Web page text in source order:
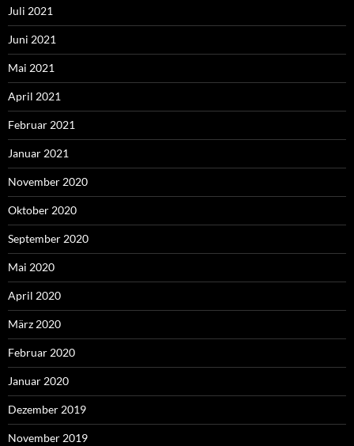
Juli 2021
Juni 2021
Mai 2021
April 2021
Februar 2021
Januar 2021
November 2020
Oktober 2020
September 2020
Mai 2020
April 2020
März 2020
Februar 2020
Januar 2020
Dezember 2019
November 2019